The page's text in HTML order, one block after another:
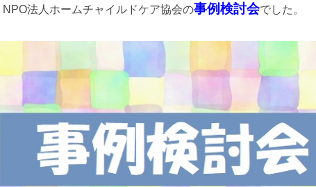
NPO法人ホームチャイルドケア協会の事例検討会でした。